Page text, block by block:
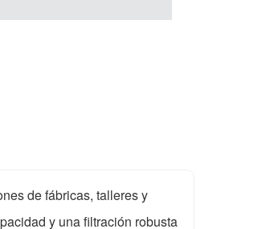
de fábricas, talleres y
y una filtración robusta